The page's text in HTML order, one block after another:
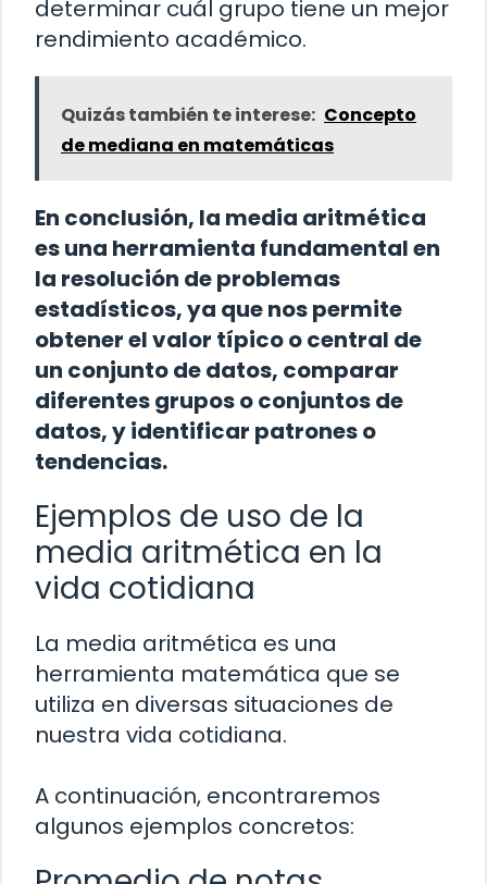
determinar cuál grupo tiene un mejor
rendimiento académico.
Quizás también te interese: Concepto
de mediana en matemáticas
En conclusión, la media aritmética
es una herramienta fundamental en
la resolución de problemas
estadísticos, ya que nos permite
obtener el valor típico o central de
un conjunto de datos, comparar
diferentes grupos o conjuntos de
datos, y identificar patrones o
tendencias.
Ejemplos de uso de la
media aritmética en la
vida cotidiana
La media aritmética es una
herramienta matemática que se
utiliza en diversas situaciones de
nuestra vida cotidiana.
A continuación, encontraremos
algunos ejemplos concretos: